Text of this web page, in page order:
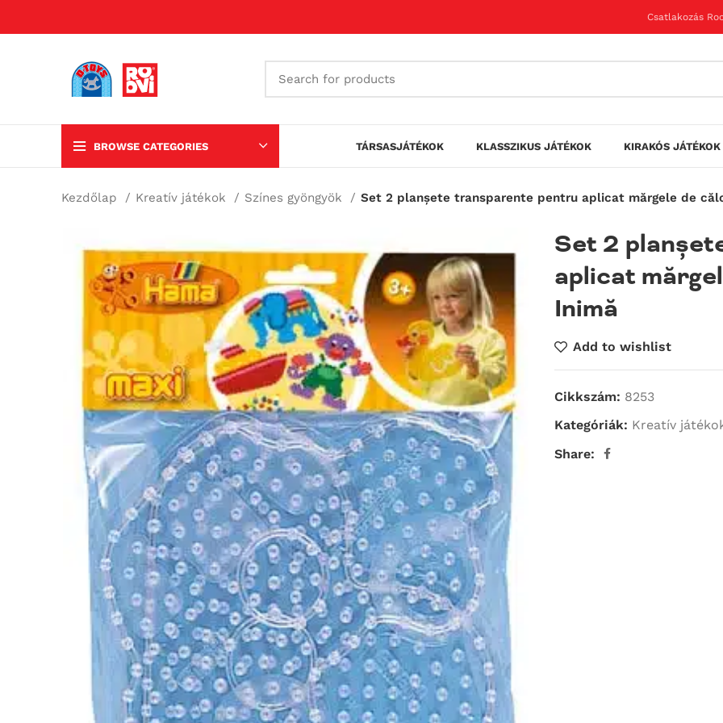
Csatlakozás
BROWSE CATEGORIES TÁRSASJÁTÉKOK KLASSZIKUS JÁTÉKOK KIRAKÓS JÁTÉKOK
Kezdőlap Kreatív játékok Színes gyöngyök Set 2 planșete transparente pentru aplicat mărgele de
Set 2
aplicat
Inimă
Add to wishlist
Cikkszám: 8253
Kategóriák: Kreatív
Share: